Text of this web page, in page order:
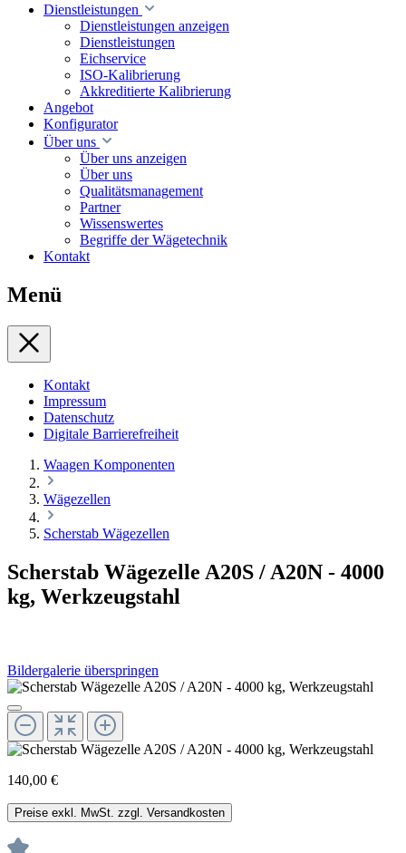
Dienstleistungen
Dienstleistungen anzeigen
Dienstleistungen
Eichservice
ISO-Kalibrierung
Akkreditierte Kalibrierung
Angebot
Konfigurator
Über uns
Über uns anzeigen
Über uns
Qualitätsmanagement
Partner
Wissenswertes
Begriffe der Wägetechnik
Kontakt
Menü
Kontakt
Impressum
Datenschutz
Digitale Barrierefreiheit
Waagen Komponenten
Wägezellen
Scherstab Wägezellen
Scherstab Wägezelle A20S / A20N - 4000
kg, Werkzeugstahl
Bildergalerie überspringen
140,00 €
Preise exkl. MwSt. zzgl. Versandkosten